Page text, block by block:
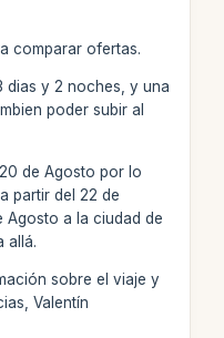
comparar ofertas.
dias y 2 noches, y una
poder subir al
de Agosto por lo
partir del 22 de
Agosto a la ciudad de
allá­.
sobre el viaje y
Valentín